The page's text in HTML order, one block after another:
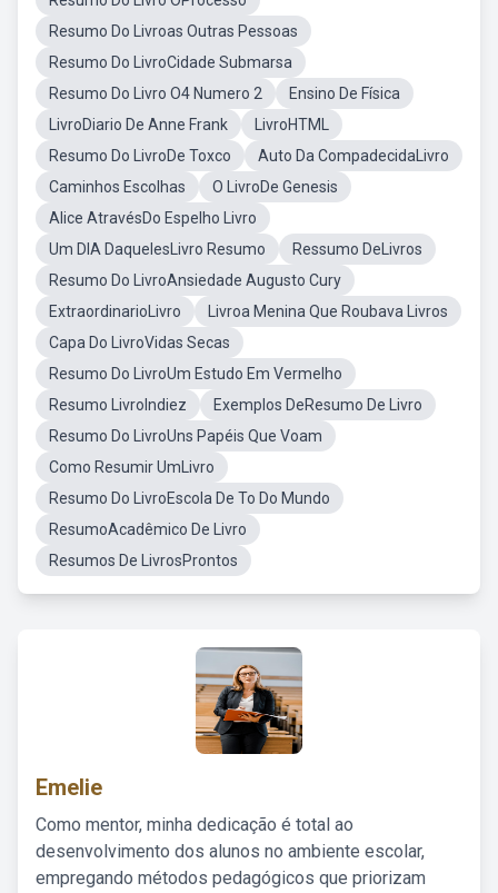
Resumo Do Livroas Outras Pessoas
Resumo Do LivroCidade Submarsa
Resumo Do Livro O4 Numero 2
Ensino De Física
LivroDiario De Anne Frank
LivroHTML
Resumo Do LivroDe Toxco
Auto Da CompadecidaLivro
Caminhos Escolhas
O LivroDe Genesis
Alice AtravésDo Espelho Livro
Um DIA DaquelesLivro Resumo
Ressumo DeLivros
Resumo Do LivroAnsiedade Augusto Cury
ExtraordinarioLivro
Livroa Menina Que Roubava Livros
Capa Do LivroVidas Secas
Resumo Do LivroUm Estudo Em Vermelho
Resumo LivroIndiez
Exemplos DeResumo De Livro
Resumo Do LivroUns Papéis Que Voam
Como Resumir UmLivro
Resumo Do LivroEscola De To Do Mundo
ResumoAcadêmico De Livro
Resumos De LivrosProntos
Emelie
Como mentor, minha dedicação é total ao
desenvolvimento dos alunos no ambiente escolar,
empregando métodos pedagógicos que priorizam